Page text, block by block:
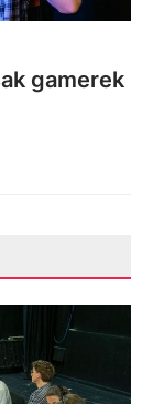
gamerek